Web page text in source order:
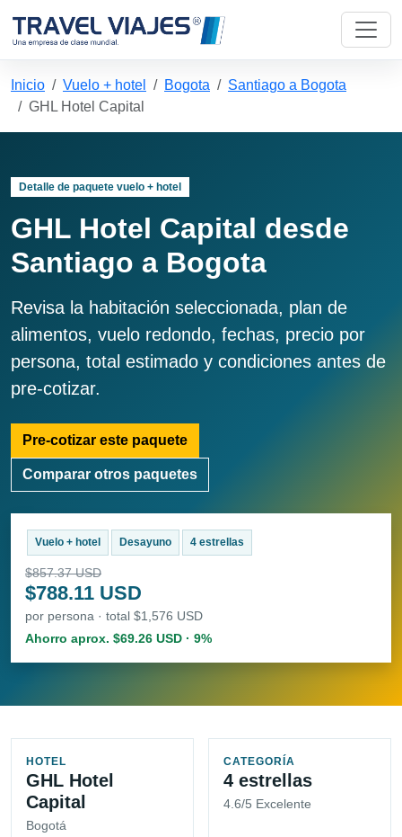
Inicio Vuelo + hotel Bogota
Santiago a Bogota
GHL Hotel Capital
Detalle de paquete vuelo + hotel
GHL Hotel Capital desde
Santiago a Bogota
Revisa la habitación seleccionada, plan de
alimentos, vuelo redondo, fechas, precio por
persona, total estimado y condiciones antes de
pre-cotizar.
Pre-cotizar este paquete
Comparar otros paquetes
Vuelo + hotel Desayuno 4 estrellas
$857.37 USD
$788.11 USD
por persona · total $1,576 USD
Ahorro aprox. $69.26 USD · 9%
HOTEL
GHL Hotel
Capital
Bogotá
CATEGORÍA
4 estrellas
4.6/5 Excelente